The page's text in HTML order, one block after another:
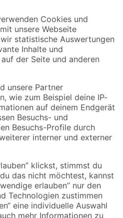
und Aktionen mehr verpassen!
Versandarten